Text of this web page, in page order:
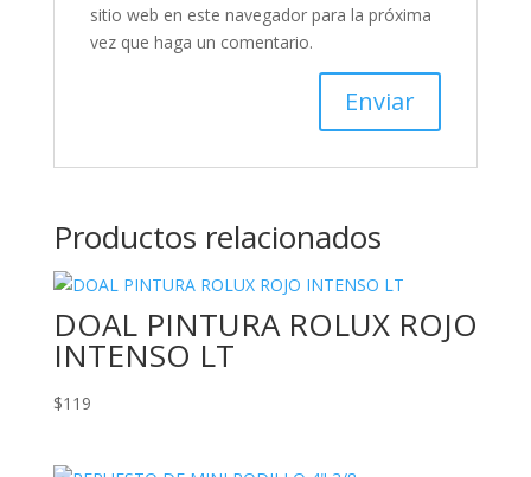
sitio web en este navegador para la próxima
vez que haga un comentario.
Productos relacionados
DOAL PINTURA ROLUX ROJO
INTENSO LT
$119